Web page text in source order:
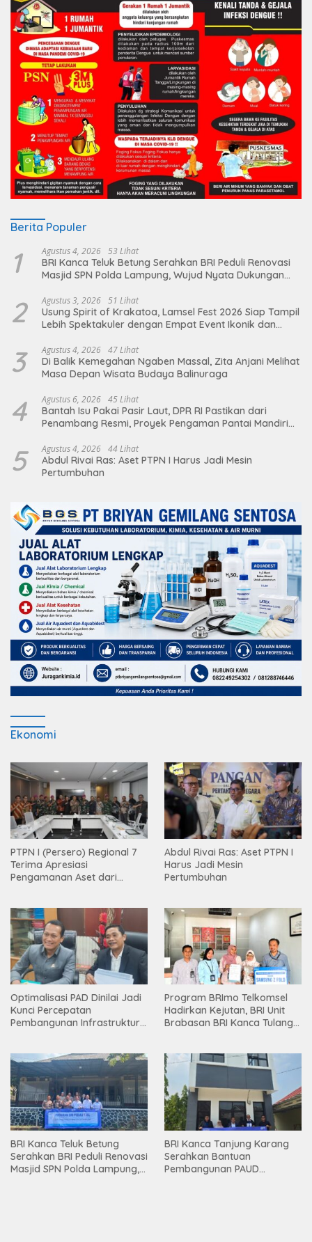
Berita Populer
1 Agustus 4, 2026 53 Lihat
BRI Kanca Teluk Betung Serahkan BRI Peduli Renovasi
Masjid SPN Polda Lampung, Wujud Nyata Dukungan
2 Agustus 3, 2026 51 Lihat
Usung Spirit of Krakatoa, Lamsel Fest 2026 Siap Tampil
Lebih Spektakuler dengan Empat Event Ikonik dan
3 Agustus 4, 2026 47 Lihat
Di Balik Kemegahan Ngaben Massal, Zita Anjani Melihat
Masa Depan Wisata Budaya Balinuraga
4 Agustus 6, 2026 45 Lihat
Bantah Isu Pakai Pasir Laut, DPR RI Pastikan dari
Penambang Resmi, Proyek Pengaman Pantai Mandiri
5 Agustus 4, 2026 44 Lihat
Abdul Rivai Ras: Aset PTPN I Harus Jadi Mesin
Pertumbuhan
Ekonomi
PTPN I (Persero) Regional 7
Terima Apresiasi
Pengamanan Aset dari
Abdul Rivai Ras: Aset PTPN I
Harus Jadi Mesin
Pertumbuhan
Optimalisasi PAD Dinilai Jadi
Kunci Percepatan
Pembangunan Infrastruktur
Program BRImo Telkomsel
Hadirkan Kejutan, BRI Unit
Brabasan BRI Kanca Tulang
Mesuji
BRI Kanca Teluk Betung
Serahkan BRI Peduli Renovasi
Masjid SPN Polda Lampung,
BRI Kanca Tanjung Karang
Serahkan Bantuan
Pembangunan PAUD